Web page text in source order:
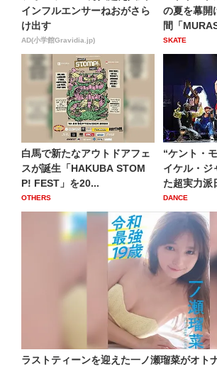
インフルエンサーねおがさら
け出す
AD(小学館Gravidia.jp)
の夏を幕開
間「
SKATE
白馬で新たなアウトドアフェ
スが誕生「HAKUBA STOM
P! FEST」を20...
OTHERS
“ケント・
イケル・ジ
た超実力派
DANCE
ラストティーンを迎えた一ノ瀬瑠菜がオト